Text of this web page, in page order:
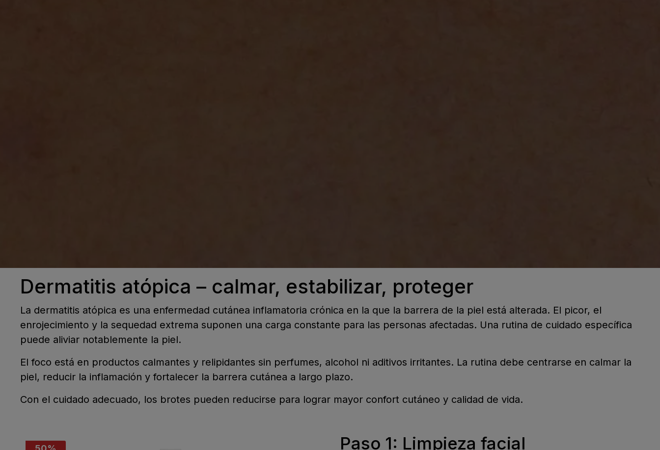
Dermatitis atópica – calmar, estabilizar, proteger
La dermatitis atópica es una enfermedad cutánea inflamatoria crónica en la que la barrera de la piel está alterada. El picor, el
enrojecimiento y la sequedad extrema suponen una carga constante para las personas afectadas. Una rutina de cuidado específica
puede aliviar notablemente la piel.
El foco está en productos calmantes y relipidantes sin perfumes, alcohol ni aditivos irritantes. La rutina debe centrarse en calmar la
piel, reducir la inflamación y fortalecer la barrera cutánea a largo plazo.
Con el cuidado adecuado, los brotes pueden reducirse para lograr mayor confort cutáneo y calidad de vida.
Paso 1: Limpieza facial